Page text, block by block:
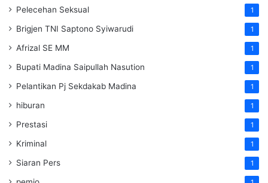
Pelecehan Seksual 1
Brigjen TNI Saptono Syiwarudi 1
Afrizal SE MM 1
Bupati Madina Saipullah Nasution 1
Pelantikan Pj Sekdakab Madina 1
hiburan 1
Prestasi 1
Kriminal 1
Siaran Pers 1